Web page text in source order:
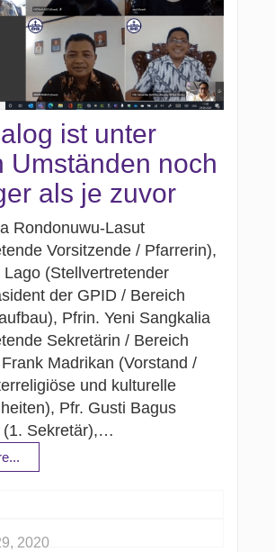
ist unter
Umständen noch
als je zuvor
Rondonuwu-Lasut
Vorsitzende / Pfarrerin),
Lago (Stellvertretender
der GPID / Bereich
Pfrin. Yeni Sangkalia
Sekretärin / Bereich
Madrikan (Vorstand /
und kulturelle
Pfr. Gusti Bagus
(1. Sekretär),…
2020